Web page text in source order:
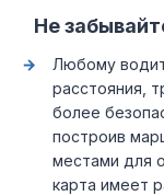
Не
Любому
расстояния,
более
построив
местами для
карта имеет